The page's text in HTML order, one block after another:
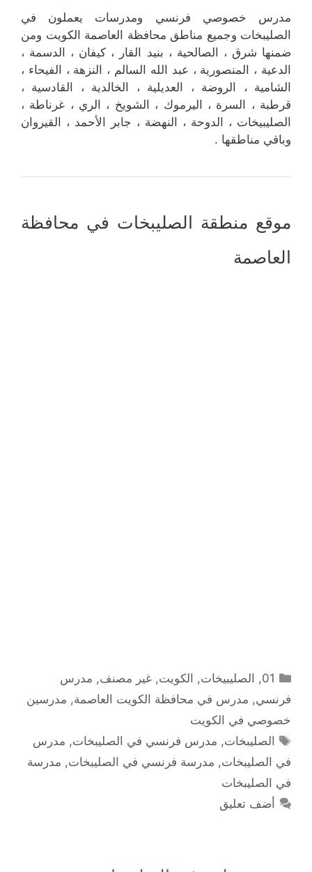
مدرس خصوصي فرنسي ومدرسات يعملون في
الصليبخات وجميع مناطق محافظة العاصمة الكويت ومن
ضمنها شرق ، الصالحية ، بنيد القار ، كيفان ، الدسمة ،
الدعية ، المنصورية ، عبد الله السالم ، النزهة ، الفيحاء ،
الشامية ، الروضة ، العديلية ، الخالدية ، القادسية ،
قرطبة ، السرة ، اليرموك ، الشويخ ، الري ، غرناطة ،
الصليبيخات ، الدوحة ، النهضة ، جابر الأحمد ، القيروان
وباقي مناطقها .
موقع منطقة الصليبخات في محافظة
العاصمة
التصنيفات
01
, الصليبيخات, الكويت,غير مصنف, مدرس
فرنسي, مدرس في محافظة الكويت العاصمة, مدرسين
خصوصي في الكويت
الوسوم
الصليبخات, مدرس فرنسي في الصليبخات, مدرس
في الصليبخات, مدرسة فرنسي في الصليبخات, مدرسة
في الصليبخات
أضف تعليق